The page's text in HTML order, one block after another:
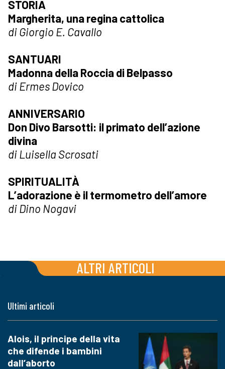
STORIA
Margherita, una regina cattolica
di Giorgio E. Cavallo
SANTUARI
Madonna della Roccia di Belpasso
di Ermes Dovico
ANNIVERSARIO
Don Divo Barsotti: il primato dell’azione
divina
di Luisella Scrosati
SPIRITUALITÀ
L’adorazione è il termometro dell’amore
di Dino Nogavi
ALTRI ARTICOLI
Ultimi articoli
Alois, il principe della vita
che difende i bambini
dall’aborto